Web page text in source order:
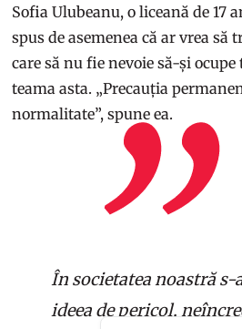
Sofia Ulubeanu, o liceană de 17
spus de asemenea că ar vrea
care să nu fie nevoie să-și
teama asta. „Precauția
normalitate”, spune ea.
În societatea noastră
ideea de pericol,